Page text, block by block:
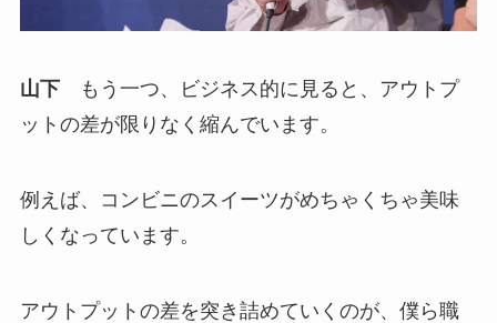
山下もう一つ、ビジネス的に見ると、アウトプ
ットの差が限りなく縮んでいます。
例えば、コンビニのスイーツがめちゃくちゃ美味
しくなっています。
アウトプットの差を突き詰めていくのが、僕ら職